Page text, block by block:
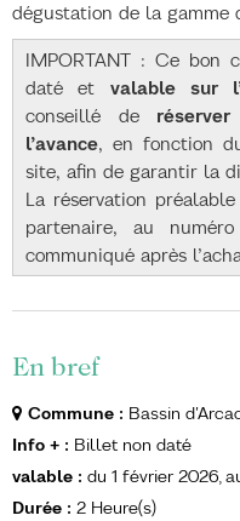
dégustation de la gamme
IMPORTANT : Ce bon
daté et valable sur
conseillé deréserver
l’avance, en fonction
site, afin de garantir la
La réservation
partenaire, au
communiqué après
En bref
Commune : Bassin
Info + : Billet non daté
valable : du 1 février 2026
Durée : 2 Heure(s)